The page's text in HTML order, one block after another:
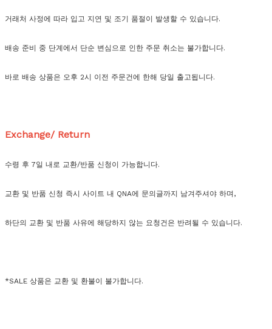
거래처 사정에 따라 입고 지연 및 조기 품절이 발생할 수 있습니다.
배송 준비 중 단계에서 단순 변심으로 인한 주문 취소는 불가합니다.
바로 배송 상품은 오후 2시 이전 주문건에 한해 당일 출고됩니다.
Exchange/ Return
수령 후 7일 내로 교환/반품 신청이 가능합니다.
교환 및 반품 신청 즉시 사이트 내 QNA에 문의글까지 남겨주셔야 하며,
하단의 교환 및 반품 사유에 해당하지 않는 요청건은 반려될 수 있습니다.
*SALE 상품은 교환 및 환불이 불가합니다.